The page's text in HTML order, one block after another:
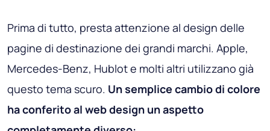
Prima di tutto, presta attenzione al design delle
pagine di destinazione dei grandi marchi. Apple,
Mercedes-Benz, Hublot e molti altri utilizzano già
questo tema scuro. Un semplice cambio di colore
ha conferito al web design un aspetto